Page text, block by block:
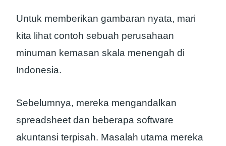
Untuk memberikan gambaran nyata, mari
kita lihat contoh sebuah perusahaan
minuman kemasan skala menengah di
Indonesia.
Sebelumnya, mereka mengandalkan
spreadsheet dan beberapa software
akuntansi terpisah. Masalah utama mereka